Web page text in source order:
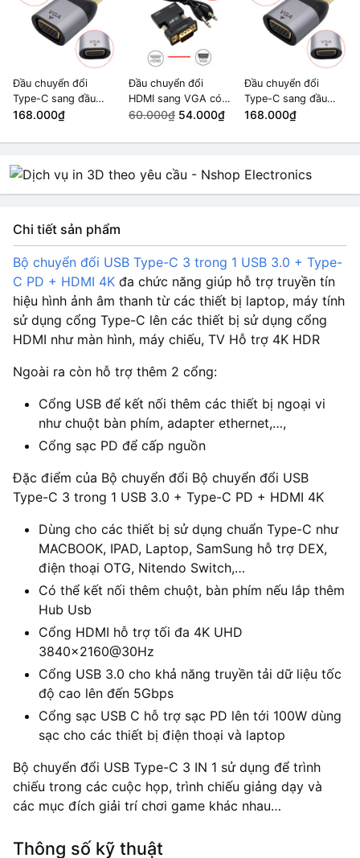
Đầu chuyển đổi
Type-C sang đầu
HDMI, VGA,
DisplayPort 8K
168.000₫
Đầu chuyển đổi
HDMI sang VGA có
đầu ra âm thanh
60.000₫ 54.000₫
Đầu chuyển đổi
Type-C sang đầu
HDMI, VGA,
DisplayPort 8K
168.000₫
Chi tiết sản phẩm
Bộ chuyển đổi USB Type-C 3 trong 1 USB 3.0 + Type-
C PD + HDMI 4K đa chức năng giúp hỗ trợ truyền tín
hiệu hình ảnh âm thanh từ các thiết bị laptop, máy tính
sử dụng cổng Type-C lên các thiết bị sử dụng cổng
HDMI như màn hình, máy chiếu, TV Hỗ trợ 4K HDR
Ngoài ra còn hỗ trợ thêm 2 cổng:
Cổng USB để kết nối thêm các thiết bị ngoại vi
như chuột bàn phím, adapter ethernet,…,
Cổng sạc PD để cấp nguồn
Đặc điểm của Bộ chuyển đổi Bộ chuyển đổi USB
Type-C 3 trong 1 USB 3.0 + Type-C PD + HDMI 4K
Dùng cho các thiết bị sử dụng chuẩn Type-C như
MACBOOK, IPAD, Laptop, SamSung hỗ trợ DEX,
điện thoại OTG, Nitendo Switch,…
Có thể kết nối thêm chuột, bàn phím nếu lắp thêm
Hub Usb
Cổng HDMI hỗ trợ tối đa 4K UHD
3840×2160@30Hz
Cổng USB 3.0 cho khả năng truyền tải dữ liệu tốc
độ cao lên đến 5Gbps
Cổng sạc USB C hỗ trợ sạc PD lên tới 100W dùng
sạc cho các thiết bị điện thoại và laptop
Bộ chuyển đổi USB Type-C 3 IN 1 sử dụng để trình
chiếu trong các cuộc họp, trình chiếu giảng dạy và
các mục đích giải trí chơi game khác nhau…
Thông số kỹ thuật